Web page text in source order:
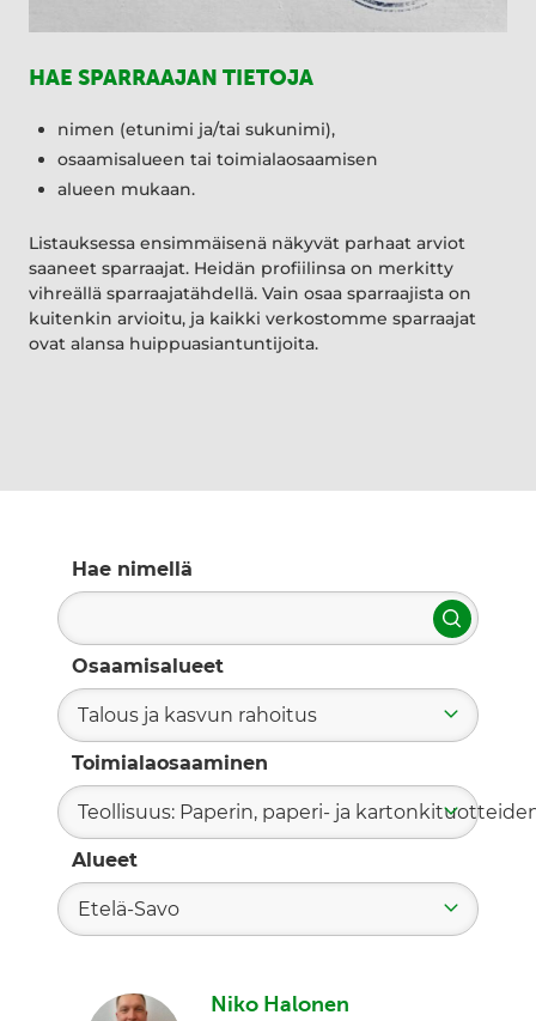
HAE SPARRAAJAN TIETOJA
nimen (etunimi ja/tai sukunimi),
osaamisalueen tai toimialaosaamisen
alueen mukaan.
Listauksessa ensimmäisenä näkyvät parhaat arviot
saaneet sparraajat. Heidän profiilinsa on merkitty
vihreällä sparraajatähdellä. Vain osaa sparraajista on
kuitenkin arvioitu, ja kaikki verkostomme sparraajat
ovat alansa huippuasiantuntijoita.
Hae nimellä
Hae
Osaamisalueet
Talous ja kasvun rahoitus
Toimialaosaaminen
Teollisuus: Paperin, paperi- ja
Alueet
Etelä-Savo
Niko Halonen